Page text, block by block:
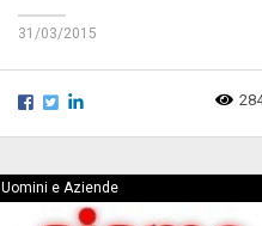
31/03/2015
Uomini e Aziende